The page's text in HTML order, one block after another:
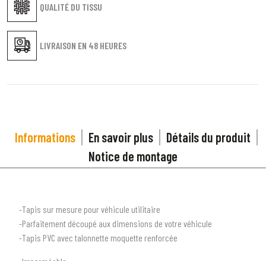
QUALITÉ DU TISSU
LIVRAISON EN 48 HEURES
Informations En savoir plus
Détails du produit
Notice de montage
-Tapis sur mesure pour véhicule utilitaire
-Parfaitement découpé aux dimensions de votre véhicule
-Tapis PVC avec talonnette moquette renforcée